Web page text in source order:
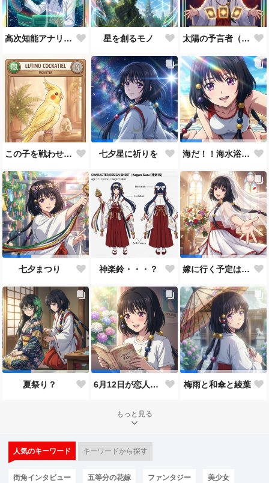
高次知能アナリスト MEI（Mathematical Electronic Intelligenc） 星を創るモノ 太陽の予言者（プロンプト使い方あってるんだろうか？）
この子を戦わせるなんて出来ません！！ 七夕星に祈りを 海だ！！海水浴だ！！
七夕まつり 神楽鈴・・・？ 嫁に行く予定は無いのだけれど！
夏祭り？ 6月12日が恋人の日と言うので… 梅雨と和傘と綾葉
もっと見る
人気のキーワード キーワードから探す
街角インタビュー 五等分の花嫁 ファンタジー 美少女